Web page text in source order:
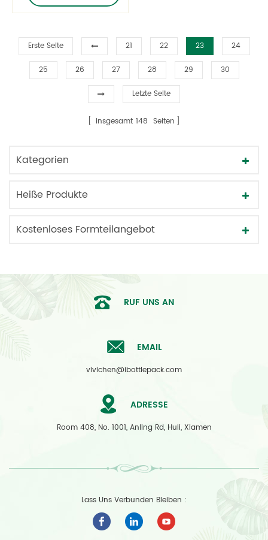
Erste Seite 21 22 23 24
25 26 27 28 29 30
Letzte Seite
insgesamt 148 Seiten
Kategorien
Heiße Produkte
Kostenloses Formteilangebot
RUF UNS AN
EMAIL
vivichen@ibottlepack.com
ADRESSE
Room 408, No. 1001, Anling Rd, Huli, Xiamen
Lass Uns Verbunden Bleiben :